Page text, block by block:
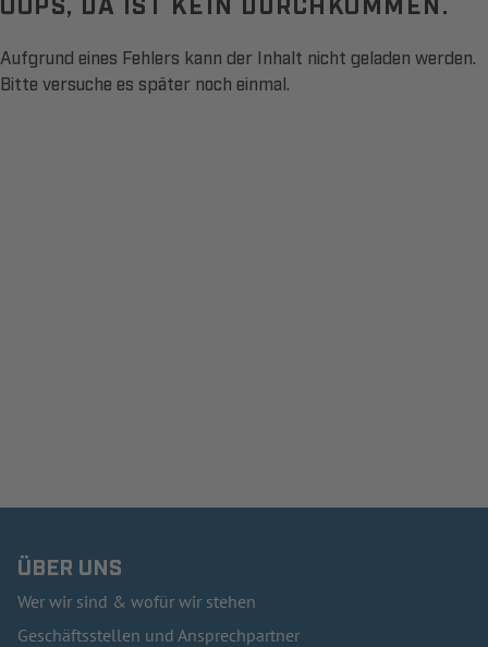
Aufgrund eines Fehlers kann der Inhalt nicht geladen werden.
Bitte versuche es später noch einmal.
ÜBER UNS
Wer wir sind & wofür wir stehen
Geschäftsstellen und Ansprechpartner